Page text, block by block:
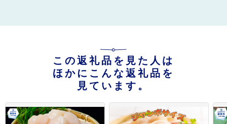
この返礼品を見た人は
ほかにこんな返礼品を
見ています。